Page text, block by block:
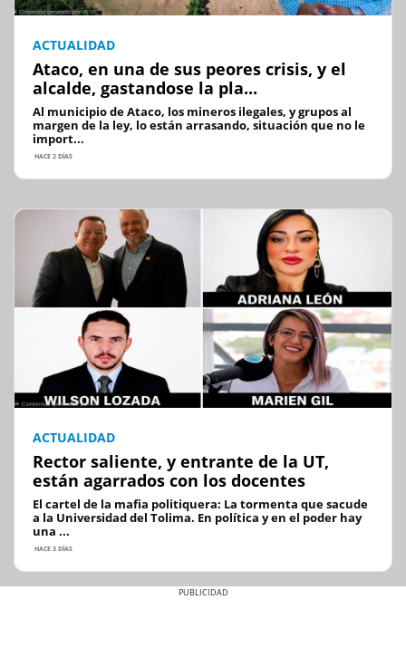
ACTUALIDAD
Ataco, en una de sus peores crisis, y el
alcalde, gastandose la pla...
Al municipio de Ataco, los mineros ilegales, y grupos al
margen de la ley, lo están arrasando, situación que no le
import...
HACE 2 DÍAS
ACTUALIDAD
Rector saliente, y entrante de la UT,
están agarrados con los docentes
El cartel de la mafia politiquera: La tormenta que sacude
a la Universidad del Tolima. En política y en el poder hay
una ...
HACE 3 DÍAS